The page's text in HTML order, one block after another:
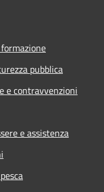
pubblica
e contravvenzioni
e assistenza